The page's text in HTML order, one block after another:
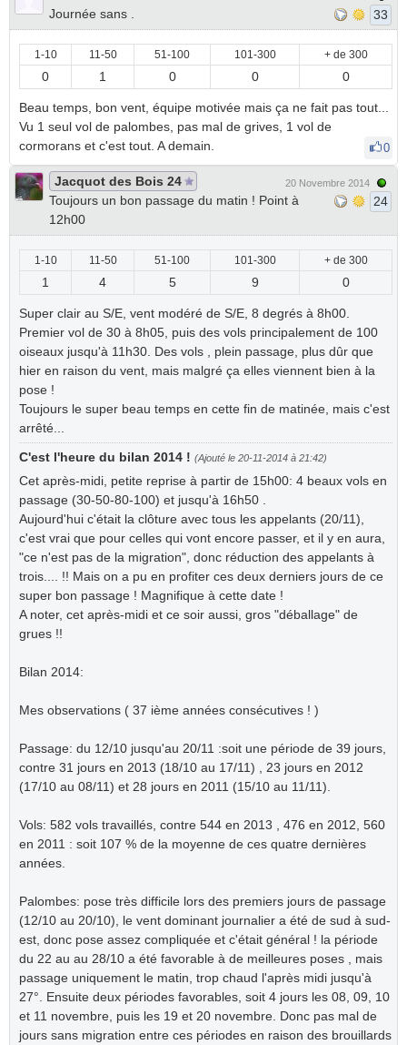
Journée sans .
33
1-10 11-50 51-100 101-300 + de 300
0 1 0 0 0
Beau temps, bon vent, équipe motivée mais ça ne fait pas tout...
Vu 1 seul vol de palombes, pas mal de grives, 1 vol de
cormorans et c'est tout. A demain.
0
Jacquot des Bois 24
Toujours un bon passage du matin ! Point à
12h00
20 Novembre 2014
24
1-10 11-50 51-100 101-300 + de 300
1 4 5 9 0
Super clair au S/E, vent modéré de S/E, 8 degrés à 8h00.
Premier vol de 30 à 8h05, puis des vols principalement de 100
oiseaux jusqu'à 11h30. Des vols , plein passage, plus dûr que
hier en raison du vent, mais malgré ça elles viennent bien à la
pose !
Toujours le super beau temps en cette fin de matinée, mais c'est
arrêté...
C'est l'heure du bilan 2014 ! (Ajouté le 20-11-2014 à 21:42)
Cet après-midi, petite reprise à partir de 15h00: 4 beaux vols en
passage (30-50-80-100) et jusqu'à 16h50 .
Aujourd'hui c'était la clôture avec tous les appelants (20/11),
c'est vrai que pour celles qui vont encore passer, et il y en aura,
"ce n'est pas de la migration", donc réduction des appelants à
trois.... !! Mais on a pu en profiter ces deux derniers jours de ce
super bon passage ! Magnifique à cette date !
A noter, cet après-midi et ce soir aussi, gros "déballage" de
grues !!
Bilan 2014:
Mes observations ( 37 ième années consécutives ! )
Passage: du 12/10 jusqu'au 20/11 :soit une période de 39 jours,
contre 31 jours en 2013 (18/10 au 17/11) , 23 jours en 2012
(17/10 au 08/11) et 28 jours en 2011 (15/10 au 11/11).
Vols: 582 vols travaillés, contre 544 en 2013 , 476 en 2012, 560
en 2011 : soit 107 % de la moyenne de ces quatre dernières
années.
Palombes: pose très difficile lors des premiers jours de passage
(12/10 au 20/10), le vent dominant journalier a été de sud à sud-
est, donc pose assez compliquée et c'était général ! la période
du 22 au au 28/10 a été favorable à de meilleures poses , mais
passage uniquement le matin, trop chaud l'après midi jusqu'à
27°. Ensuite deux périodes favorables, soit 4 jours les 08, 09, 10
et 11 novembre, puis les 19 et 20 novembre. Donc pas mal de
jours sans migration entre ces périodes en raison des brouillards